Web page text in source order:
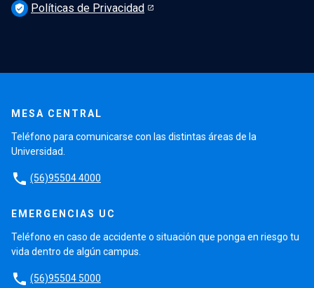
verified_user Políticas de Privacidad
MESA CENTRAL
Teléfono para comunicarse con las distintas áreas de la
Universidad.
phone (56)95504 4000
EMERGENCIAS UC
Teléfono en caso de accidente o situación que ponga en riesgo tu
vida dentro de algún campus.
phone (56)95504 5000